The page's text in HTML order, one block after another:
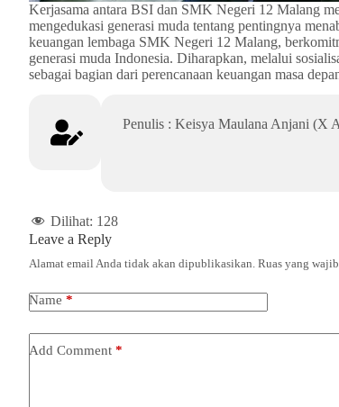
Kerjasama antara BSI dan SMK Negeri 12 Malang
mengedukasi generasi muda tentang pentingnya
keuangan lembaga SMK Negeri 12 Malang,
generasi muda Indonesia. Diharapkan, melalui
sebagai bagian dari perencanaan keuangan masa
Penulis : Keisya Maulana Anjani (X
Dilihat: 128
Leave a Reply
Alamat email Anda tidak akan dipublikasikan. Ruas yang
Name *
Add Comment *